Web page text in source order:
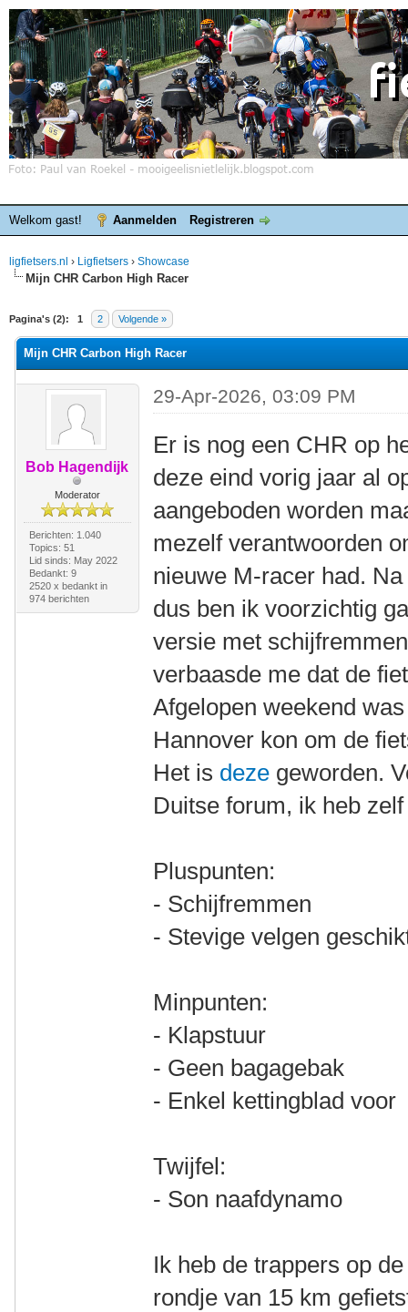
Welkom gast! Aanmelden Registreren
ligfietsers.nl › Ligfietsers › Showcase
Mijn CHR Carbon High Racer
Pagina's (2): 1 2 Volgende »
waardering is 0
Mijn CHR Carbon High Racer
Bob Hagendijk
Moderator
Berichten: 1.040
Topics: 51
Lid sinds: May 2022
Bedankt: 9
2520 x bedankt in
974 berichten
29-Apr-2026, 03:09 PM
Er is nog een CHR op
deze eind vorig jaar al
aangeboden worden
mezelf verantwoorden
nieuwe M-racer had.
dus ben ik voorzichtig
versie met
verbaasde me dat de
Afgelopen weekend
Hannover kon om de
Het is deze geworden.
Duitse forum, ik heb
Pluspunten:
- Schijfremmen
- Stevige velgen
Minpunten:
- Klapstuur
- Geen bagagebak
- Enkel kettingblad voor
Twijfel:
- Son naafdynamo
Ik heb de trappers op
rondje van 15 km